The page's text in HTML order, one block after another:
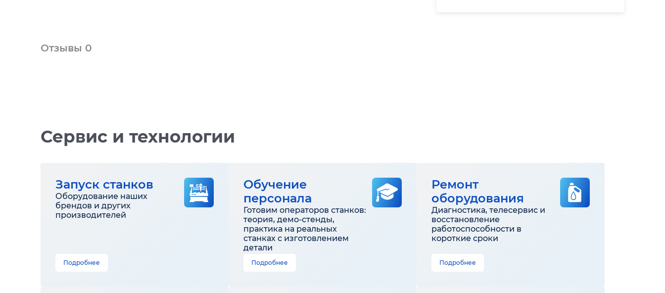
Отзывы 0
Сервис и технологии
Запуск станков
Оборудование наших
брендов и других
производителей
Подробнее
Обучение
персонала
Готовим операторов станков:
теория, демо-стенды,
практика на реальных
станках с изготовлением
детали
Подробнее
Ремонт
оборудования
Диагностика, телесервис и
восстановление
работоспособности в
короткие сроки
Подробнее